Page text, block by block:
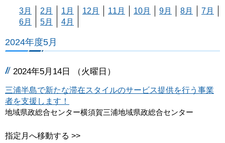
3月 2月 1月 12月 11月 10月 9月 8月
7月
6月
5月 4月
2024年度5月
2024年5月14日 （火曜日）
三浦半島で新たな滞在スタイルのサービス提供を行う事業
者を支援します！
地域県政総合センター横須賀三浦地域県政総合センター
指定月へ移動する >>